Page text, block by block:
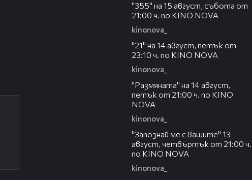
"355" на 15 август, събота от
21:00 ч. по KINO NOVA
kinonova_
"21" на 14 август, петък от
23:10 ч. по KINO NOVA
kinonova_
"Размянaта" на 14 август,
петък от 21:00 ч. по KINO
NOVA
kinonova_
"Запознай ме с вашите" 13
август, четвъртък от 21:00 ч.
по KINO NOVA
kinonova_